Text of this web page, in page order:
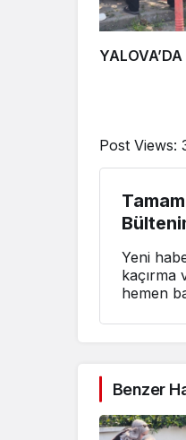
Post Views:
Yeni
kaçırma
hemen
Benzer